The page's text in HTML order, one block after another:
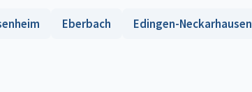
Eberbach
Edingen-Neckarhausen